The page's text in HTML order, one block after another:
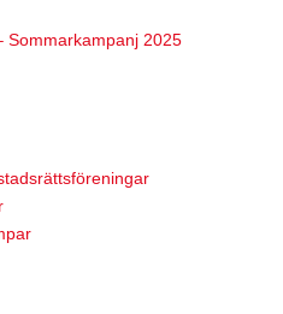
Sommarkampanj 2025